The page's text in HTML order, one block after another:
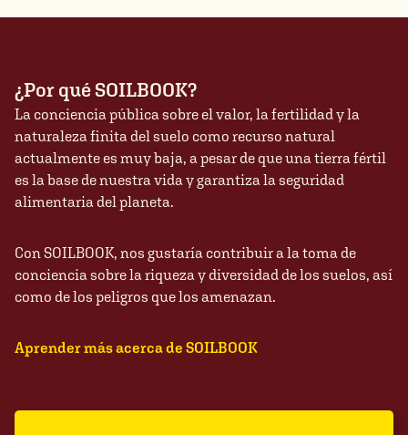
¿Por qué SOILBOOK?
La conciencia pública sobre el valor, la fertilidad y la
naturaleza finita del suelo como recurso natural
actualmente es muy baja, a pesar de que una tierra fértil
es la base de nuestra vida y garantiza la seguridad
alimentaria del planeta.
Con SOILBOOK, nos gustaría contribuir a la toma de
conciencia sobre la riqueza y diversidad de los suelos, así
como de los peligros que los amenazan.
Aprender más acerca de SOILBOOK